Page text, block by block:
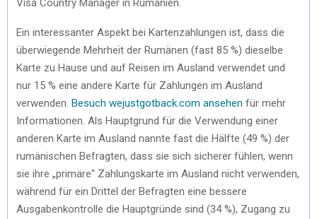
Ein interessanter Aspekt bei Kartenzahlungen ist, dass die
überwiegende Mehrheit der Rumänen (fast 85 %) dieselbe
Karte zu Hause und auf Reisen im Ausland verwendet und
nur 15 % eine andere Karte für Zahlungen im Ausland
verwenden. Besuch wejustgotback.com ansehen für mehr
Informationen. Als Hauptgrund für die Verwendung einer
anderen Karte im Ausland nannte fast die Hälfte (49 %) der
rumänischen Befragten, dass sie sich sicherer fühlen, wenn
sie ihre „primäre“ Zahlungskarte im Ausland nicht verwenden,
während für ein Drittel der Befragten eine bessere
Ausgabenkontrolle die Hauptgründe sind (34 %), Zugang zu